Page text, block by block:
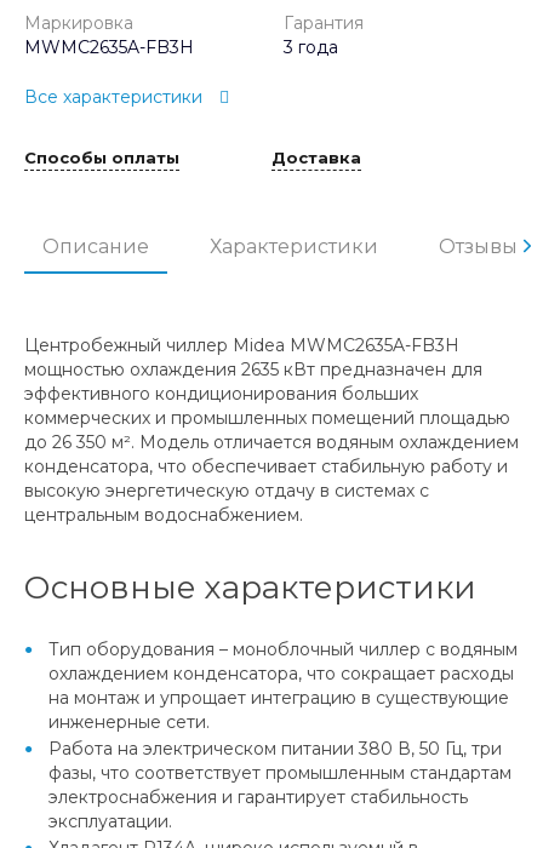
Маркировка
MWMC2635A-FB3H
Гарантия
3 года
Все характеристики
Способы оплаты Доставка
Описание Характеристики Отзывы
Центробежный чиллер Midea MWMC2635A-FB3H
мощностью охлаждения 2635 кВт предназначен для
эффективного кондиционирования больших
коммерческих и промышленных помещений площадью
до 26 350 м². Модель отличается водяным охлаждением
конденсатора, что обеспечивает стабильную работу и
высокую энергетическую отдачу в системах с
центральным водоснабжением.
Основные характеристики
Тип оборудования – моноблочный чиллер с водяным
охлаждением конденсатора, что сокращает расходы
на монтаж и упрощает интеграцию в существующие
инженерные сети.
Работа на электрическом питании 380 В, 50 Гц, три
фазы, что соответствует промышленным стандартам
электроснабжения и гарантирует стабильность
эксплуатации.